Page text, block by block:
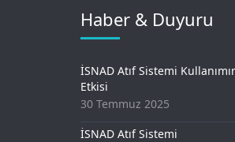
Haber & Duyuru
İSNAD Atıf Sistemi
Etkisi
30 Temmuz 2025
İSNAD Atıf Sistemi